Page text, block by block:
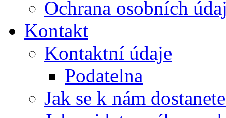
Ochrana osobních
Kontakt
Kontaktní údaje
Podatelna
Jak se k nám